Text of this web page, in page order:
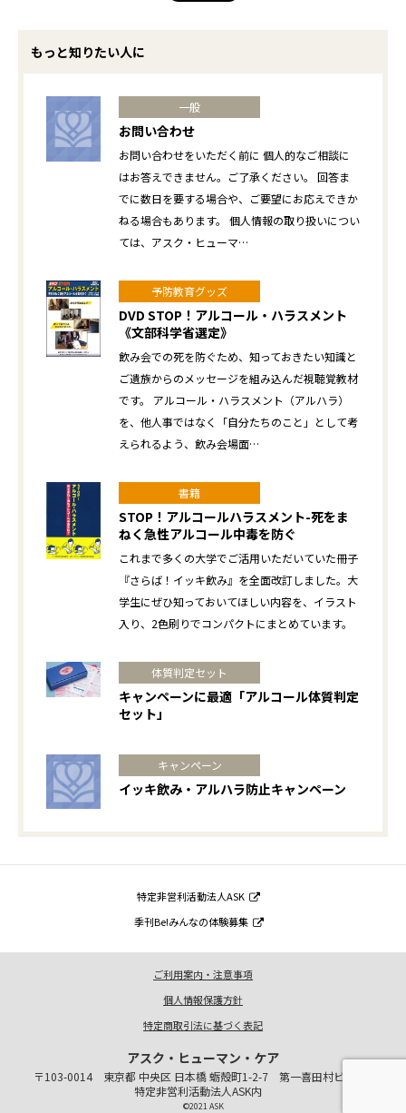
もっと知りたい人に
一般
お問い合わせ
お問い合わせをいただく前に 個人的なご相談に
はお答えできません。ご了承ください。 回答ま
でに数日を要する場合や、ご要望にお応えできか
ねる場合もあります。 個人情報の取り扱いについ
ては、アスク・ヒューマ…
予防教育グッズ
DVD STOP！アルコール・ハラスメント
《文部科学省選定》
飲み会での死を防ぐため、知っておきたい知識と
ご遺族からのメッセージを組み込んだ視聴覚教材
です。 アルコール・ハラスメント（アルハラ）
を、他人事ではなく「自分たちのこと」として考
えられるよう、飲み会場面…
書籍
STOP！アルコールハラスメント-死をま
ねく急性アルコール中毒を防ぐ
これまで多くの大学でご活用いただいていた冊子
『さらば！イッキ飲み』を全面改訂しました。大
学生にぜひ知っておいてほしい内容を、イラスト
入り、2色刷りでコンパクトにまとめています。
体質判定セット
キャンペーンに最適「アルコール体質判定
セット」
キャンペーン
イッキ飲み・アルハラ防止キャンペーン
特定非営利活動法人ASK
季刊Be!みんなの体験募集
ご利用案内・注意事項
個人情報保護方針
特定商取引法に基づく表記
アスク・ヒューマン・ケア
〒103-0014 東京都 中央区 日本橋 蛎殻町1-2-7 第一喜田村ビル1階
特定非営利活動法人ASK内
©2021 ASK